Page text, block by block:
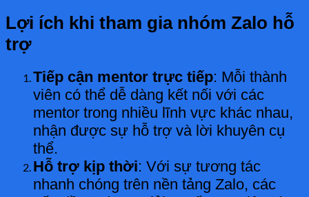
Lợi ích khi tham gia nhóm Zalo hỗ
trợ
Tiếp cận mentor trực tiếp: Mỗi thành
viên có thể dễ dàng kết nối với các
mentor trong nhiều lĩnh vực khác nhau,
nhận được sự hỗ trợ và lời khuyên cụ
thể.
Hỗ trợ kịp thời: Với sự tương tác
nhanh chóng trên nền tảng Zalo, các